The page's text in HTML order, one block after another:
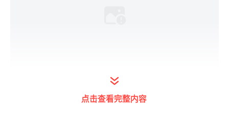
Clash Of Clans《部落冲突》阵型布局推荐阅
点击查看完整内容